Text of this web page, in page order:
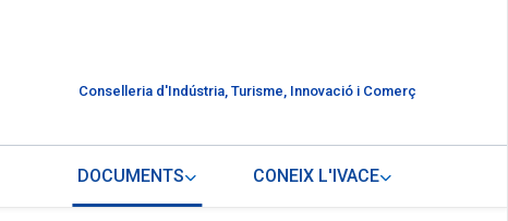
Conselleria d'Indústria, Turisme, Innovació i Comerç
DOCUMENTS CONEIX L'IVACE